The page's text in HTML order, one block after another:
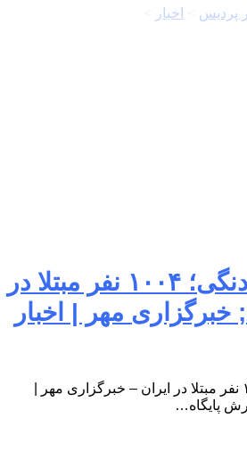
پردیس اخبار
زنگ خطر تب دنگی؛ ۱۰۰۴ نفر مبتلا در
ایران &#۸۲۱۱; خبرگزاری مهر | اخبار
زنگ خطر تب دنگی؛ ۱۰۰۴ نفر مبتلا در ایران – خبرگزاری مهر |
پایگاه…